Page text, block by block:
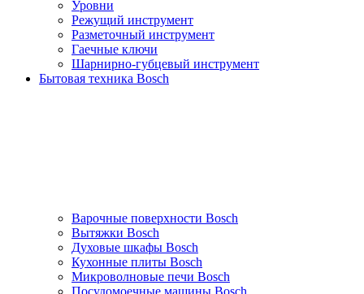
Уровни
Режущий инструмент
Разметочный инструмент
Гаечные ключи
Шарнирно-губцевый инструмент
Бытовая техника Bosch
Варочные поверхности Bosch
Вытяжки Bosch
Духовые шкафы Bosch
Кухонные плиты Bosch
Микроволновые печи Bosch
Посудомоечные машины Bosch